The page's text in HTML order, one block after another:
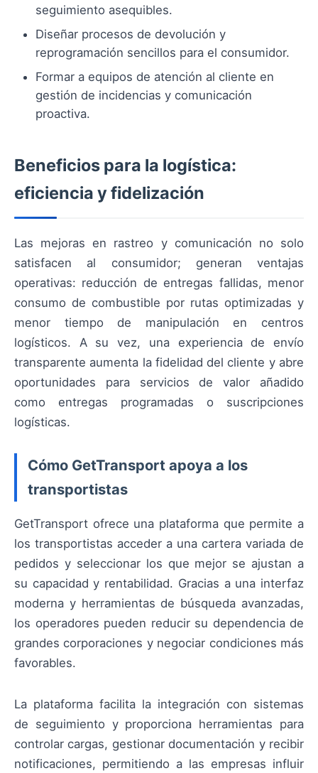
seguimiento asequibles.
Diseñar procesos de devolución y
reprogramación sencillos para el consumidor.
Formar a equipos de atención al cliente en
gestión de incidencias y comunicación
proactiva.
Beneficios para la logística:
eficiencia y fidelización
Las mejoras en rastreo y comunicación no solo
satisfacen al consumidor; generan ventajas
operativas: reducción de entregas fallidas, menor
consumo de combustible por rutas optimizadas y
menor tiempo de manipulación en centros
logísticos. A su vez, una experiencia de envío
transparente aumenta la fidelidad del cliente y abre
oportunidades para servicios de valor añadido
como entregas programadas o suscripciones
logísticas.
Cómo GetTransport apoya a los
transportistas
GetTransport ofrece una plataforma que permite a
los transportistas acceder a una cartera variada de
pedidos y seleccionar los que mejor se ajustan a
su capacidad y rentabilidad. Gracias a una interfaz
moderna y herramientas de búsqueda avanzadas,
los operadores pueden reducir su dependencia de
grandes corporaciones y negociar condiciones más
favorables.
La plataforma facilita la integración con sistemas
de seguimiento y proporciona herramientas para
controlar cargas, gestionar documentación y recibir
notificaciones, permitiendo a las empresas influir